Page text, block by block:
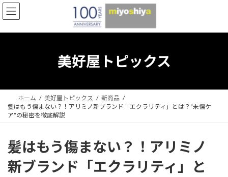
コ
ン
ン
ナ
ビ
ー
美好屋トピックス
ホーム 美好屋トピックス
新商品
髪はもう傷まない？！アリミノ新ブランド「エクラリティ」とは？“未傷ケ
ア”の秘密を徹底解説
髪はもう傷まない？！アリミノ
新ブランド「エクラリティ」と